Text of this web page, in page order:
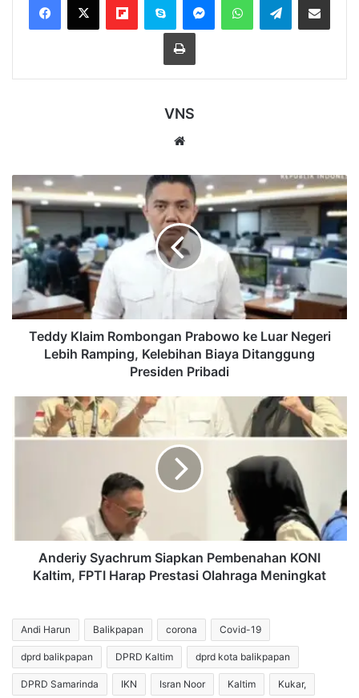
Cetak
VNS
Klaim
Rombongan
Prabowo
ke
Luar
Negeri
Lebih
Ramping,
Kelebihan
Pribadi
Teddy Klaim Rombongan Prabowo ke Luar Negeri
Lebih Ramping, Kelebihan Biaya Ditanggung
Presiden Pribadi
Anderiy
Syachrum
Siapkan
Prestasi
Olahraga
Meningkat
Anderiy Syachrum Siapkan Pembenahan KONI
Kaltim, FPTI Harap Prestasi Olahraga Meningkat
Andi Harun Balikpapan corona Covid-19
dprd balikpapan DPRD Kaltim dprd kota balikpapan
DPRD Samarinda IKN Isran Noor Kaltim Kukar,